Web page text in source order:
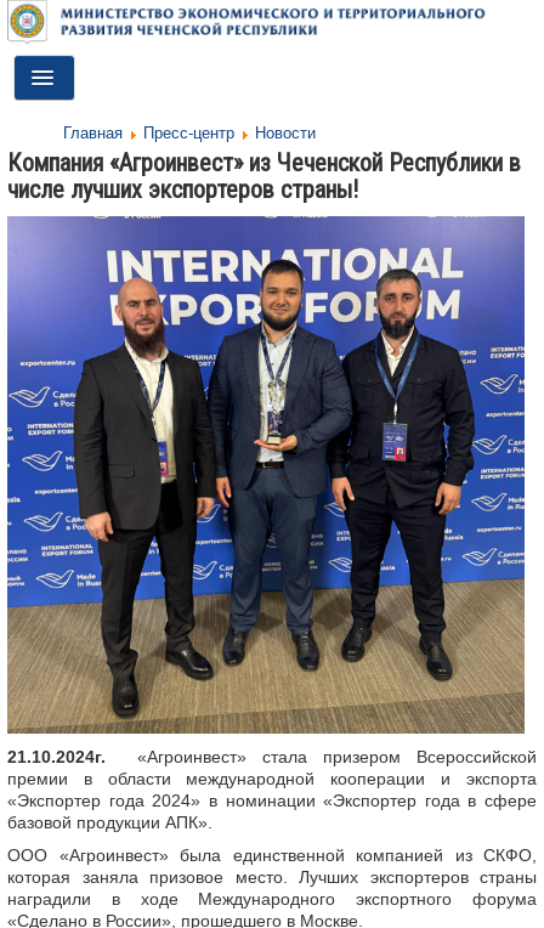
Toggle
Navigation
ДЕЯТЕЛЬНОСТЬ
ДОКУМЕНТЫ
ПРЕСС-ЦЕНТР
ПРОТИВОДЕЙСТВИЕ КОРРУПЦИИ
АНТИТЕРРОР
КОНТАКТЫ
ОБРАТНАЯ СВЯЗЬ
Главная Пресс-центр Новости
Компания «Агроинвест» из Чеченской Республики в
числе лучших экспортеров страны!
21.10.2024г. «Агроинвест» стала призером Всероссийской
премии в области международной кооперации и экспорта
«Экспортер года 2024» в номинации «Экспортер года в сфере
базовой продукции АПК».
ООО «Агроинвест» была единственной компанией из СКФО,
которая заняла призовое место. Лучших экспортеров страны
наградили в ходе Международного экспортного форума
«Сделано в России», прошедшего в Москве.